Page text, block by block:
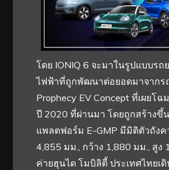
โดย IONIQ 6 จะมาในรูปแบบร
ไฟฟ้าที่ถูกพัฒนาต่อยอดมาจากร
Prophecy EV Concept ที่เผยโ
ปี 2020 ที่ผ่านมา โดยถูกสร้างขึ้
แพลตฟอร์ม E-GMP มีมิติตัวถังค
4,855 มม., กว้าง 1,880 มม., สูง
ค่ายฮุนได โมบิลิตี้ ประเทศไทยเ